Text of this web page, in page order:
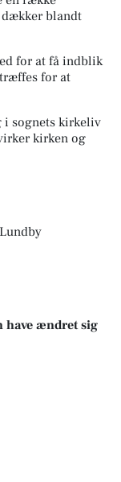
dækker blandt
for at få indblik
for at
i sognets kirkeliv
kirken og
have ændret sig